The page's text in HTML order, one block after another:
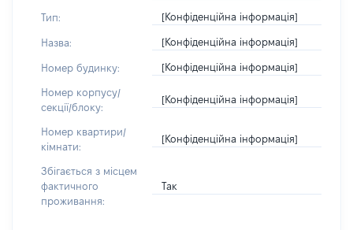
Тип: [Конфіденційна інформація]
Назва: [Конфіденційна інформація]
Номер будинку: [Конфіденційна інформація]
Номер корпусу/
секції/блоку:
[Конфіденційна інформація]
Номер квартири/
кімнати:
[Конфіденційна інформація]
Збігається з місцем
фактичного
проживання:
Так